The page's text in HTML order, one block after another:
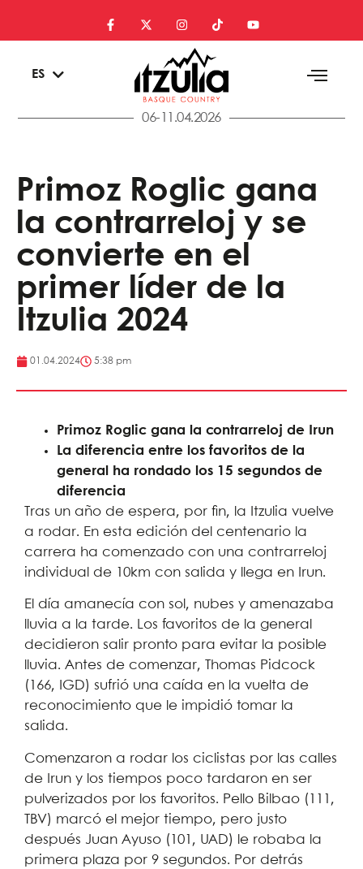
ES
EN
06-11.04.2026
Primoz Roglic gana
la contrarreloj y se
convierte en el
primer líder de la
Itzulia 2024
01.04.2024 5:38 pm
Primoz Roglic gana la contrarreloj de Irun
La diferencia entre los favoritos de la
general ha rondado los 15 segundos de
diferencia
Tras un año de espera, por fin, la Itzulia vuelve
a rodar. En esta edición del centenario la
carrera ha comenzado con una contrarreloj
individual de 10km con salida y llega en Irun.
El día amanecía con sol, nubes y amenazaba
lluvia a la tarde. Los favoritos de la general
decidieron salir pronto para evitar la posible
lluvia. Antes de comenzar, Thomas Pidcock
(166, IGD) sufrió una caída en la vuelta de
reconocimiento que le impidió tomar la
salida.
Comenzaron a rodar los ciclistas por las calles
de Irun y los tiempos poco tardaron en ser
pulverizados por los favoritos. Pello Bilbao (111,
TBV) marcó el mejor tiempo, pero justo
después Juan Ayuso (101, UAD) le robaba la
primera plaza por 9 segundos. Por detrás